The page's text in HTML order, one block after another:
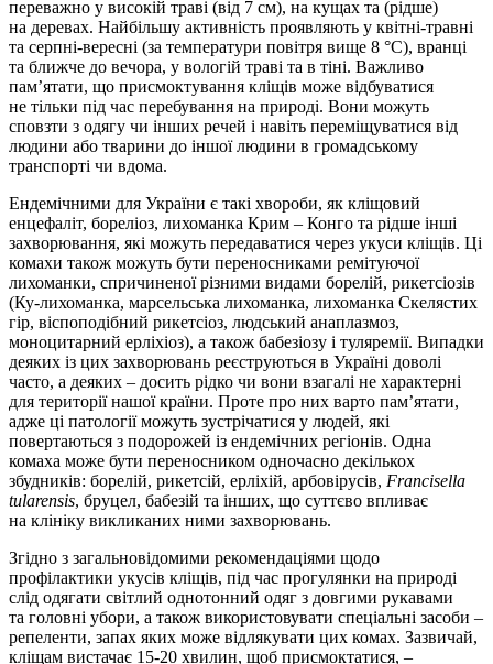
переважно у високій траві (від 7 см), на кущах та (рідше)
на деревах. Найбільшу активність проявляють у квітні-травні
та серпні-вересні (за температури повітря вище 8 °С), вранці
та ближче до вечора, у вологій траві та в тіні. Важливо
пам’ятати, що присмоктування кліщів може відбуватися
не тільки під час перебування на природі. Вони можуть
сповзти з одягу чи інших речей і навіть переміщуватися від
людини або тварини до іншої людини в громадському
транспорті чи вдома.
Ендемічними для України є такі хвороби, як кліщовий
енцефаліт, бореліоз, лихоманка Крим – Конго та рідше інші
захворювання, які можуть передаватися через укуси кліщів. Ці
комахи також можуть бути переносниками ремітуючої
лихоманки, спричиненої різними видами борелій, рикетсіозів
(Ку-лихоманка, марсельська лихоманка, лихоманка Скелястих
гір, віспоподібний рикетсіоз, ­людський анаплазмоз,
моноцитарний ерліхіоз), а також бабезіозу і туляремії. Випадки
деяких із цих захворювань реєструються в Україні доволі
часто, а деяких – досить рідко чи вони взагалі не характерні
для території нашої країни. Проте про них варто пам’ятати,
адже ці патології можуть зустрічатися у людей, які
повертаються з подорожей із ендемічних регіонів. Одна
комаха може бути переносником одночасно декількох
збудників: борелій, рикетсій, ерліхій, арбовірусів, Francisella
tularensis, бруцел, бабезій та інших, що суттєво впливає
на клініку викликаних ними захворювань.
Згідно з загальновідомими рекомендаціями щодо
профілактики укусів кліщів, під час прогулянки на природі
слід одягати світлий однотонний одяг з довгими рукавами
та головні убори, а також використовувати спеціальні засоби –
репеленти, запах яких може відлякувати цих комах. Зазвичай,
кліщам вистачає 15-20 хвилин, щоб присмоктатися, –